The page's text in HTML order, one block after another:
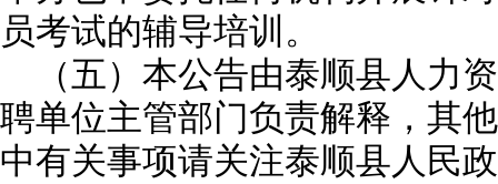
员考试的辅导培训。
（五）本公告由泰顺县人力
聘单位主管部门负责解释，其
中有关事项请关注泰顺县人民